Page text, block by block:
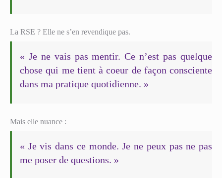
La RSE ? Elle ne s’en revendique pas.
« Je ne vais pas mentir. Ce n’est pas quelque
chose qui me tient à coeur de façon consciente
dans ma pratique quotidienne. »
Mais elle nuance :
« Je vis dans ce monde. Je ne peux pas ne pas
me poser de questions. »